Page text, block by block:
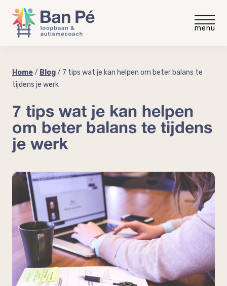
Gratis video
“meer rust minder stress”
Autisme en neurodiversiteit
coaching
Welke baan past bij mij?
Gratis werkgevergids
Coaching voor medewerkers
Praktische workshop neurodiversiteit
op de werkvloer
Feedback
Blog
Over Ban Pé
Over mij
In de media
Neem vrijblijvend contact op!
Home/ Blog/ 7 tips wat je kan helpen om beter balans te
tijdens je werk
7 tips wat je kan helpen
om beter balans te tijdens
je werk